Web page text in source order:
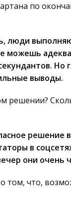
по
люди
можешь
Но
выводы.
решении?
в
они очень
том, что,